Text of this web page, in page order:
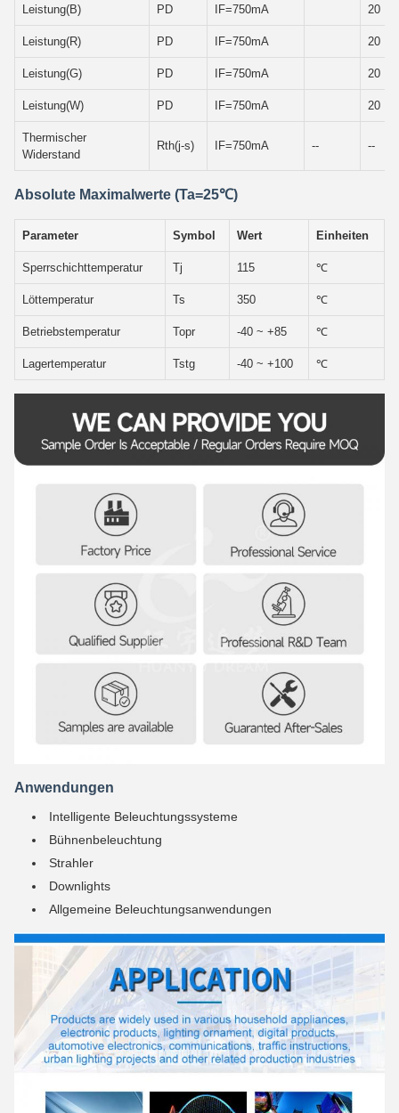
Leistung(B) PD IF=750mA 20
Leistung(R) PD IF=750mA 20
Leistung(G) PD IF=750mA 20
Leistung(W) PD IF=750mA 20
Thermischer
Widerstand
Rth(j-s) IF=750mA -- --
Absolute Maximalwerte (Ta=25℃)
Parameter Symbol Wert Einheiten
Sperrschichttemperatur Tj 115 ℃
Löttemperatur Ts 350 ℃
Betriebstemperatur Topr -40 ~ +85 ℃
Lagertemperatur Tstg -40 ~ +100 ℃
Anwendungen
Intelligente Beleuchtungssysteme
Bühnenbeleuchtung
Strahler
Downlights
Allgemeine Beleuchtungsanwendungen